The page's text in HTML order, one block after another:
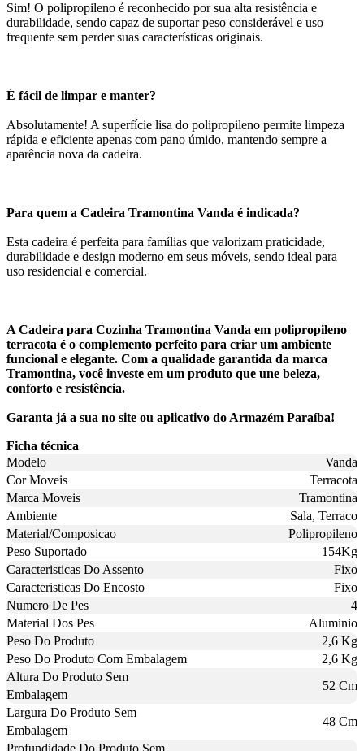
Sim! O polipropileno é reconhecido por sua alta resistência e
durabilidade, sendo capaz de suportar peso considerável e uso
frequente sem perder suas características originais.
É fácil de limpar e manter?
Absolutamente! A superfície lisa do polipropileno permite limpeza
rápida e eficiente apenas com pano úmido, mantendo sempre a
aparência nova da cadeira.
Para quem a Cadeira Tramontina Vanda é indicada?
Esta cadeira é perfeita para famílias que valorizam praticidade,
durabilidade e design moderno em seus móveis, sendo ideal para
uso residencial e comercial.
A Cadeira para Cozinha Tramontina Vanda em polipropileno
terracota é o complemento perfeito para criar um ambiente
funcional e elegante. Com a qualidade garantida da marca
Tramontina, você investe em um produto que une beleza,
conforto e resistência.
Garanta já a sua no site ou aplicativo do Armazém Paraíba!
Ficha técnica
Modelo
Vanda
Cor Moveis
Terracota
Marca Moveis
Tramontina
Ambiente
Sala, Terraco
Material/Composicao
Polipropileno
Peso Suportado
154Kg
Caracteristicas Do Assento
Fixo
Caracteristicas Do Encosto
Fixo
Numero De Pes
4
Material Dos Pes
Aluminio
Peso Do Produto
2,6 Kg
Peso Do Produto Com Embalagem
2,6 Kg
Altura Do Produto Sem
Embalagem
52 Cm
Largura Do Produto Sem
Embalagem
48 Cm